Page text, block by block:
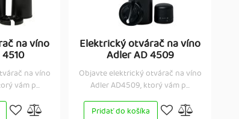
na víno
na víno
vám p...
Elektrický otvárač na víno
Adler AD 4509
Objavte elektrický otvárač na víno
Adler AD4509, ktorý vám p...
Pridať do košíka